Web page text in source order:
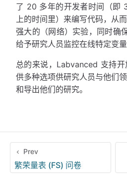
了 20 多年的开发者时间（即
上的时间里）来编写代码，从
强大的（网络）实验，同时确
给予研究人员监控在线特定变
总的来说，Labvanced 支持
供多种选项供研究人员与他们
和导出他们的研究。
Prev
繁荣量表 (FS) 问卷